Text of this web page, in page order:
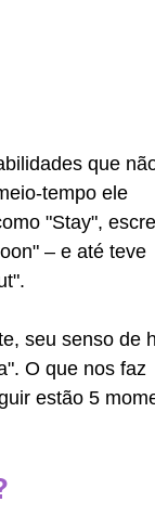
que
tempo ele
"Stay",
– e até teve
seu senso de
O que nos faz
estão 5